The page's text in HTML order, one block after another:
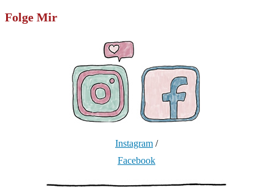
Folge Mir
Instagram /
Facebook